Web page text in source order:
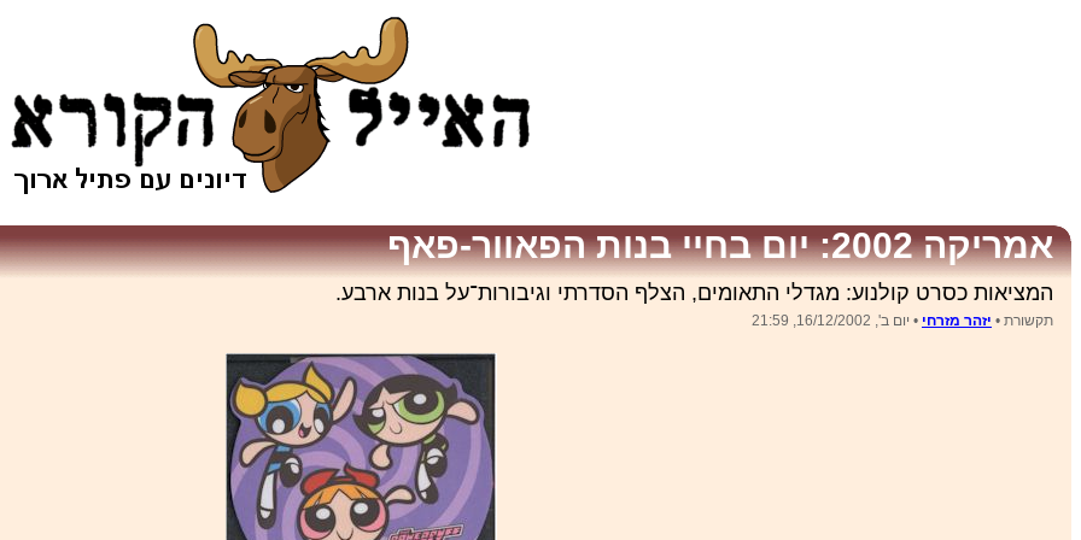
אמריקה 2002: יום בחיי בנות הפאוור-פאף
המציאות כסרט קולנוע: מגדלי התאומים, הצלף הסדרתי וגיבורות־על בנות ארבע.
תקשורת • יזהר מזרחי • יום ב', 16/12/2002, 21:59